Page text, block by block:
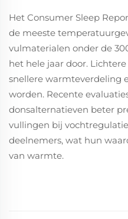
Het Consumer Sleep
de meeste
vulmaterialen onder de
het hele jaar door.
snellere warmteverdeling
worden. Recente
donsalternatieven beter
vullingen bij
deelnemers, wat hun
van warmte.